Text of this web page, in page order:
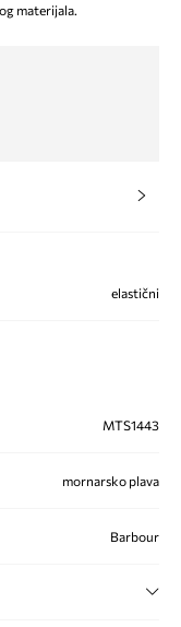
materijala.
elastični
MTS1443
mornarsko plava
Barbour